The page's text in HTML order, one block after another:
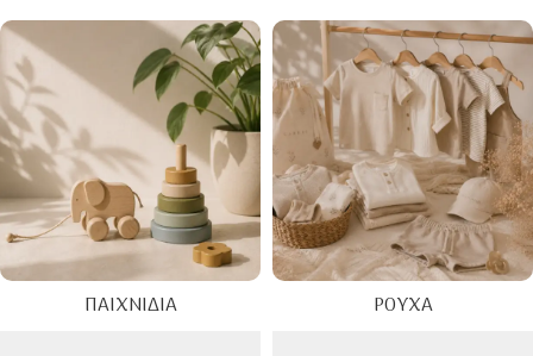
ΠΑΙΧΝΊΔΙΑ ΡΟΎΧΑ